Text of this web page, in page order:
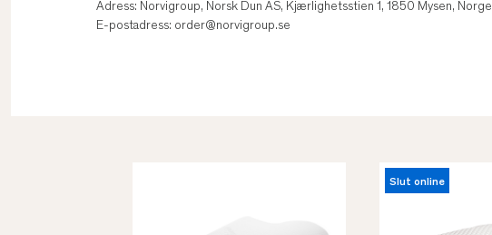
Adress: Norvigroup, Norsk Dun AS, Kjærlighetsstien 1, 1850 Mysen, Norge
E-postadress: order@norvigroup.se
Slut online